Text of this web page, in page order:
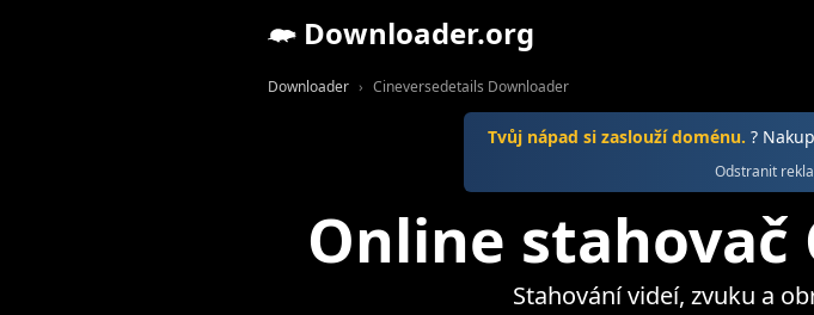
Downloader.org
Downloader Cineversedetails Downloader
Tvůj nápad si zaslouží doménu. ?
Odstranit
Online
Stahování videí, zvuku a